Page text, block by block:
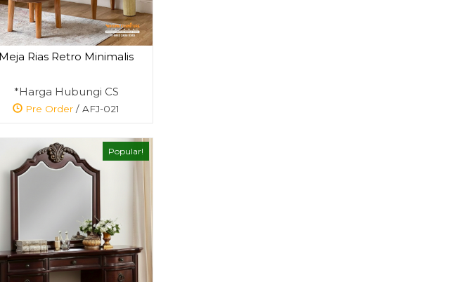
Meja Rias Retro Minimalis
*Harga Hubungi CS
Pre Order / AFJ-021
Popular!